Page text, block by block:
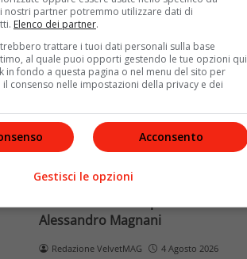
News
Paolo Belli, tragico incidente in
Alessandro Magnani
Redazione VelvetMAG 4 Agosto 2026
nostri partner potremmo utilizzare dati di
Elenco dei partner.
trattare i tuoi dati personali sulla base
al quale puoi opporti gestendo le tue opzioni qui
in fondo a questa pagina o nel menu del sito per
consenso nelle impostazioni della privacy e dei
Acconsento
Gestisci le opzioni